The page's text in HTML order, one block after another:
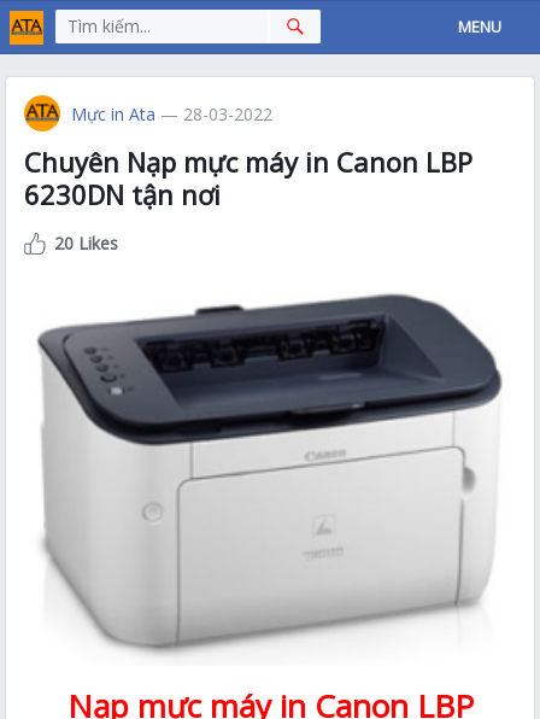
MENU
Mực in Ata — 28-03-2022
Chuyên Nạp mực máy in Canon LBP
6230DN tận nơi
20 Likes
Nạp mực máy in Canon LBP